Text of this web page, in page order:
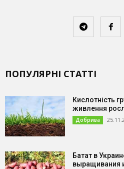
ПОПУЛЯРНІ СТАТТІ
Кислотність
живлення
Добрива
Батат в
выращивания